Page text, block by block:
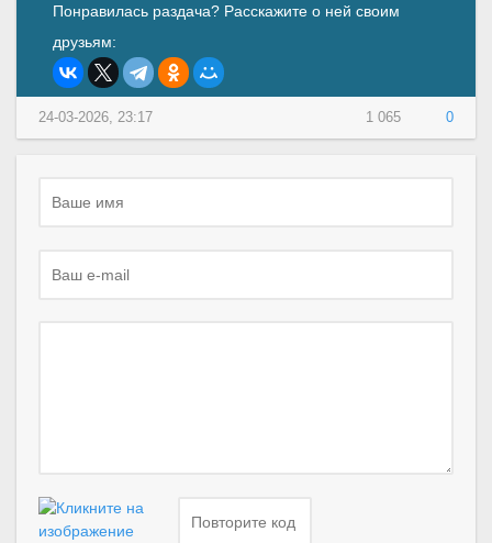
Понравилась раздача? Расскажите о ней своим
друзьям:
1 065 0
24-03-2026, 23:17